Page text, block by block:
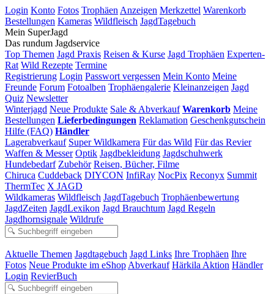
Login Konto Fotos Trophäen Anzeigen Merkzettel Warenkorb
Bestellungen Kameras Wildfleisch JagdTagebuch
Mein SuperJagd
Das rundum Jagdservice
Top Themen Jagd Praxis Reisen & Kurse Jagd Trophäen Experten-
Rat Wild Rezepte Termine
Registrierung Login Passwort vergessen Mein Konto Meine
Freunde Forum Fotoalben Trophäengalerie Kleinanzeigen Jagd
Quiz Newsletter
Winterjagd Neue Produkte Sale & Abverkauf Warenkorb Meine
Bestellungen Lieferbedingungen Reklamation Geschenkgutschein
Hilfe (FAQ) Händler
Lagerabverkauf Super Wildkamera Für das Wild Für das Revier
Waffen & Messer Optik Jagdbekleidung Jagdschuhwerk
Hundebedarf Zubehör Reisen, Bücher, Filme
Chiruca Cuddeback DIYCON InfiRay NocPix Reconyx Summit
ThermTec X JAGD
Wildkameras Wildfleisch JagdTagebuch Trophäenbewertung
JagdZeiten JagdLexikon Jagd Brauchtum Jagd Regeln
Jagdhornsignale Wildrufe
Aktuelle Themen Jagdtagebuch Jagd Links Ihre Trophäen Ihre
Fotos Neue Produkte im eShop Abverkauf Härkila Aktion Händler
Login RevierBuch